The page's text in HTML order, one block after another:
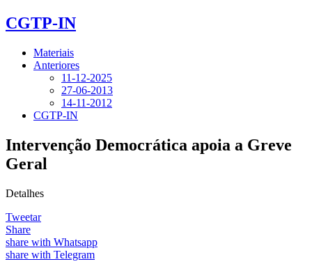
CGTP-IN
Materiais
Anteriores
11-12-2025
27-06-2013
14-11-2012
CGTP-IN
Intervenção Democrática apoia a Greve
Geral
Detalhes
Tweetar
Share
share with Whatsapp
share with Telegram